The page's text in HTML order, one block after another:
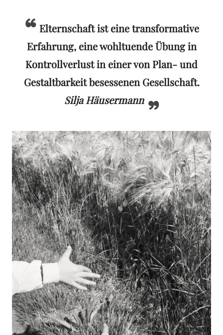
Elternschaft ist eine transformative
Erfahrung, eine wohltuende Übung in
Kontrollverlust in einer von Plan- und
Gestaltbarkeit besessenen Gesellschaft.
Silja Häusermann